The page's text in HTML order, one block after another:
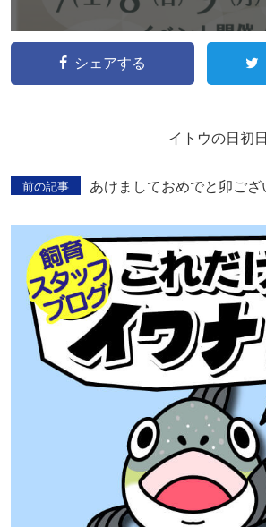
シェアする
イトウの日初
前の記事 あけましておめでと卯ござ